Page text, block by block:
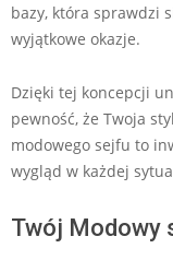
bazy, która sprawdzi
wyjątkowe okazje.
Dzięki tej koncepcji
pewność, że Twoja
modowego sejfu to
wygląd w każdej
Twój Modowy